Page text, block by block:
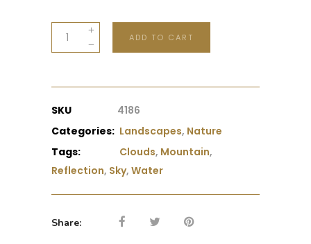
Reflex
quantity
ADD TO CART
SKU
4186
Categories: Landscapes, Nature
Tags:
Clouds, Mountain,
Reflection, Sky, Water
Share: